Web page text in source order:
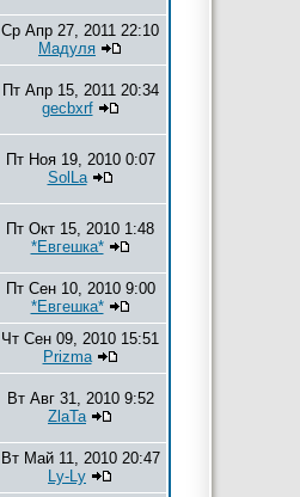
Ср Апр 27, 2011 22:10
Мадуля
Пт Апр 15, 2011 20:34
gecbxrf
Пт Ноя 19, 2010 0:07
SolLa
Пт Окт 15, 2010 1:48
*Евгешка*
Пт Сен 10, 2010 9:00
*Евгешка*
Чт Сен 09, 2010 15:51
Prizma
Вт Авг 31, 2010 9:52
ZlaTa
Вт Май 11, 2010 20:47
Ly-Ly